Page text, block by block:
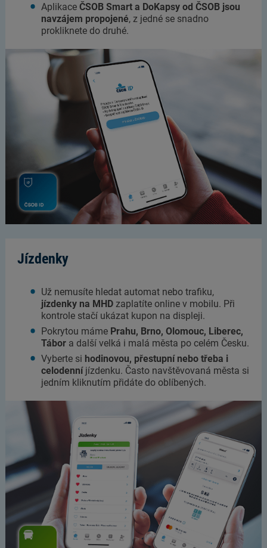
Aplikace ČSOB Smart a DoKapsy od ČSOB jsou
navzájem propojené, z jedné se snadno
prokliknete do druhé.
Jízdenky
Už nemusíte hledat automat nebo trafiku,
jízdenky na MHD zaplatíte online v mobilu. Při
kontrole stačí ukázat kupon na displeji.
Pokrytou máme Prahu, Brno, Olomouc, Liberec,
Tábor a další velká i malá města po celém Česku.
Vyberte si hodinovou, přestupní nebo třeba i
celodenníjízdenku. Často navštěvovaná města si
jedním kliknutím přidáte do oblíbených.